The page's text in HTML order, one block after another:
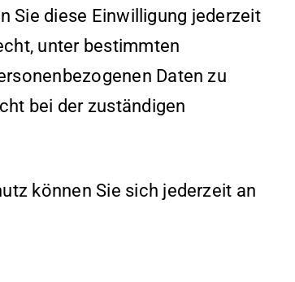
Sie diese Einwilligung jederzeit
unter bestimmten
Daten zu
bei der zuständigen
können Sie sich jederzeit an